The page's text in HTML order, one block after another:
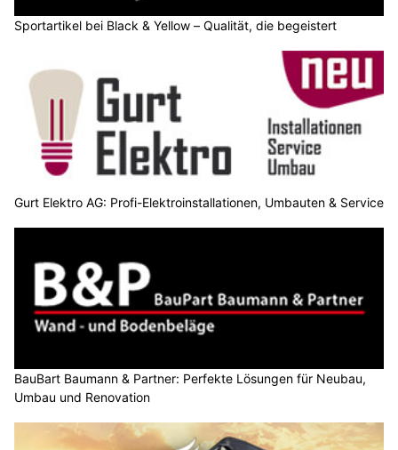
Sportartikel bei Black & Yellow – Qualität, die begeistert
Gurt Elektro AG: Profi-Elektroinstallationen, Umbauten & Service
BauBart Baumann & Partner: Perfekte Lösungen für Neubau,
Umbau und Renovation